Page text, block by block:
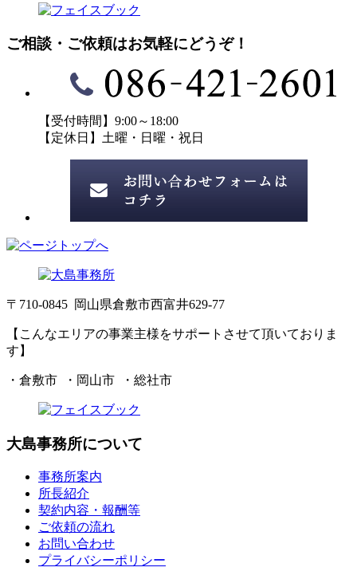
ご相談・ご依頼はお気軽にどうぞ！
【受付時間】9:00～18:00
【定休日】土曜・日曜・祝日
〒710-0845 岡山県倉敷市西富井629-77
【こんなエリアの事業主様をサポートさせて頂いておりま
す】
・倉敷市 ・岡山市 ・総社市
大島事務所について
事務所案内
所長紹介
契約内容・報酬等
ご依頼の流れ
お問い合わせ
プライバシーポリシー